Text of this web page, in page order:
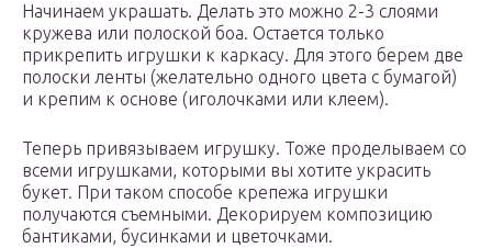
Начинаем украшать. Делать это можно 2-3 слоями
кружева или полоской боа. Остается только
прикрепить игрушки к каркасу. Для этого берем две
полоски ленты (желательно одного цвета с бумагой)
и крепим к основе (иголочками или клеем).
Теперь привязываем игрушку. Тоже проделываем со
всеми игрушками, которыми вы хотите украсить
букет. При таком способе крепежа игрушки
получаются съемными. Декорируем композицию
бантиками, бусинками и цветочками.